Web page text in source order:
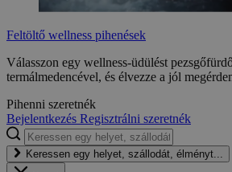
Feltöltő wellness pihenések
Válasszon egy wellness-üdülést
termálmedencével, és élvezze a jól
Pihenni szeretnék
Bejelentkezés Regisztrálni szeretnék
Keressen egy helyet, szállodát, élményt...